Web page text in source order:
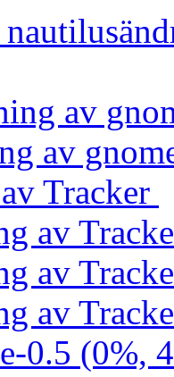
av
av
Tracker
av
av
av
0.5 (0%,